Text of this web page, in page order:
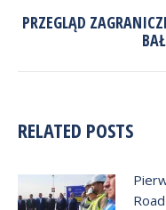
PRZEGLĄD
RELATED POSTS